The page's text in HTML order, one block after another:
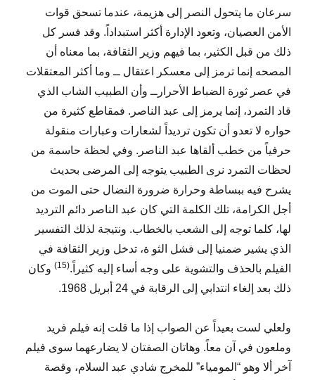
سرعان ما يتحول النصر إلى هزيمة، عندما تسحق قوات
الأمن العصيان، وتعود الإدارة أكثر استبداداً. وقد فسر كل
ذلك من قبل الكثير، بما فيهم وزير الثقافة، بما معناه أن
المصحه إنما ترمز إلى معسكر اعتقال ــ وما أكثر المعتقلات
في عصر ثورة الضباط الأحرارــ وأن الطبيب الشاب الذي
قاد التمرد، إنما يرمز إلى عبد الناصر. فمقاطع كثيرة من
حواره لا تعدو أن تكون ترديداً لشعارات وعبارات منقولة
حرفياً من خطب ألقاها عبد الناصر. وفي لحظة حاسمة من
لحظات التمرد نرى الطبيب يتوجه إلى المرضى بحديث
يشرح فيه ببساطة وحرارة ضرورة النضال حتى الموت من
أجل الكرامة، تلك الكلمة التي كان عبد الناصر دائم الترديد
لها، كلما توجه إلى الشعب بالخطاب. ونتيجة لذلك التفسير
الذي يشير ضمنيا إلى فشل الثو ة، تدخل وزير الثقافة في
الفيلم بالحذف والتشوية على وجه أساء إليه كثيراً.(15)
وكان
ذلك بعد إلغاء انتدابي إلى الرقابة في 24 أبريل 1968.
ولعلي لست بعيداً عن الصواب إذا ما قلت إنه فيلم فريد
وملعون في آن معاً. وهاتان الصفتان لا يضارعهما سوى فيلم
آخر ألا وهو “المومياء” للمخرج شادي عبد السلام، وقصة